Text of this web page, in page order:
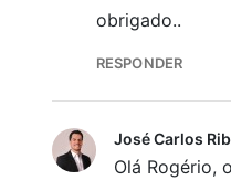
obrigado..
RESPONDER
José Carlos
Olá Rogério,